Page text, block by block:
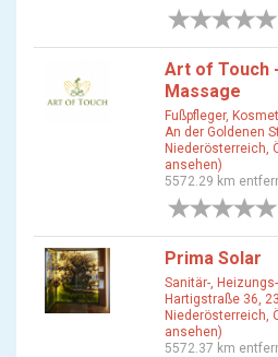
Art of Touch
Massage
Fußpfleger,
An der Goldenen
Niederösterreich,
ansehen)
5572.29 km
Prima Solar
Sanitär-,
Hartigstraße 36,
Niederösterreich,
ansehen)
5572.37 km